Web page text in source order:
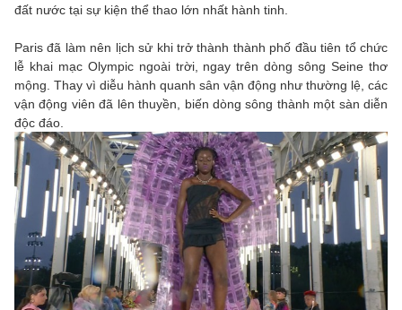
đất nước tại sự kiện thể thao lớn nhất hành tinh.
Paris đã làm nên lịch sử khi trở thành thành phố đầu tiên tổ chức
lễ khai mạc Olympic ngoài trời, ngay trên dòng sông Seine thơ
mộng. Thay vì diễu hành quanh sân vận động như thường lệ, các
vận động viên đã lên thuyền, biến dòng sông thành một sàn diễn
độc đáo.